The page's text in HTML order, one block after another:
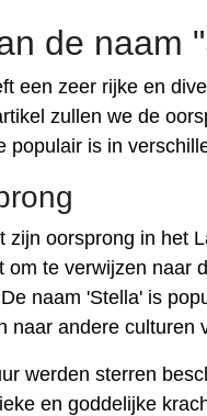
de naam
een zeer rijke en
zullen we de
populair is in
zijn oorsprong in het
om te verwijzen naar
naam 'Stella' is
naar andere culturen
werden sterren
en goddelijke